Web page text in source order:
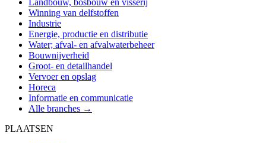
Landbouw, bosbouw en visserij
Winning van delfstoffen
Industrie
Energie, productie en distributie
Water; afval- en afvalwaterbeheer
Bouwnijverheid
Groot- en detailhandel
Vervoer en opslag
Horeca
Informatie en communicatie
Alle branches →
PLAATSEN